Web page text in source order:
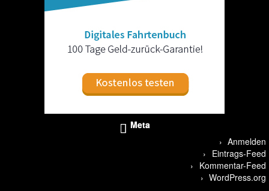
Meta
Anmelden
Eintrags-Feed
Kommentar-Feed
WordPress.org